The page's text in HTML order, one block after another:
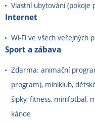
Vlastní ubytování (pokoje
Internet
Wi-Fi ve všech veřejných
Sport a zábava
Zdarma: animační
program), miniklub,
šipky, fitness, minifotbal,
kánoe